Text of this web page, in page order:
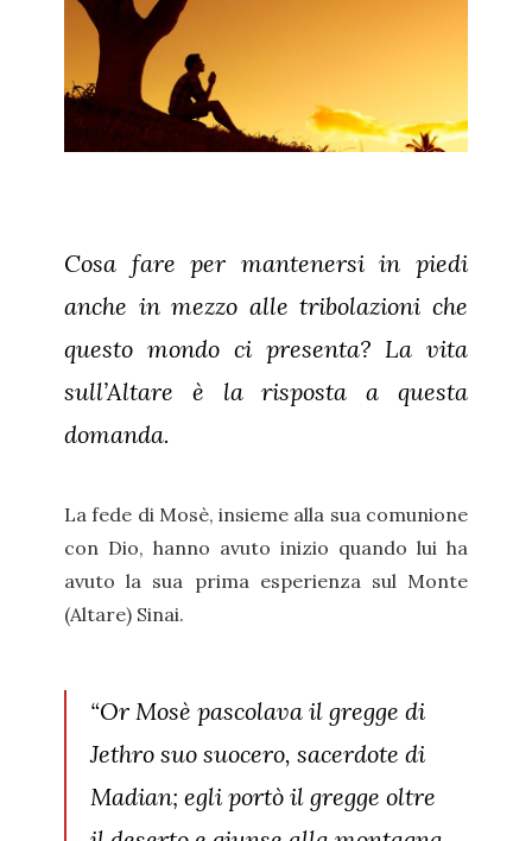
Cosa fare per mantenersi in piedi
anche in mezzo alle tribolazioni che
questo mondo ci presenta? La vita
sull’Altare è la risposta a questa
domanda.
La fede di Mosè, insieme alla sua comunione
con Dio, hanno avuto inizio quando lui ha
avuto la sua prima esperienza sul Monte
(Altare) Sinai.
“Or Mosè pascolava il gregge di
Jethro suo suocero, sacerdote di
Madian; egli portò il gregge oltre